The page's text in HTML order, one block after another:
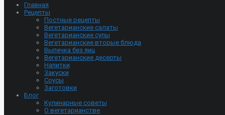
Главная
Рецепты
Постные рецепты
Вегетарианские салаты
Вегетарианские супы
Вегетарианские вторые блюда
Выпечка без яиц
Вегетарианские десерты
Напитки
Закуски
Соусы
Заготовки
Блог
Кулинарные советы
О вегетарианстве